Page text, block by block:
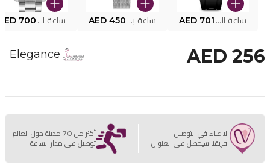
ساعة البوليس الذكية MY.AVATAR PEIUN0000101 AED 701 ساعة بوليس للرجال PEWJG0005002 AED 450 ساعة البوليس PEWJG2227302 700
AED 256
Elegance
لا عناء في التوصيل
فريقنا سيحصل على العنوان
أكثر من 70 مدينة حول العالم
توصيل على مدار الساعة